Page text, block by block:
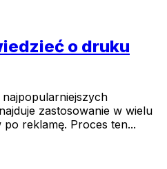
o druku
zastosowanie w wielu
reklamę. Proces ten...